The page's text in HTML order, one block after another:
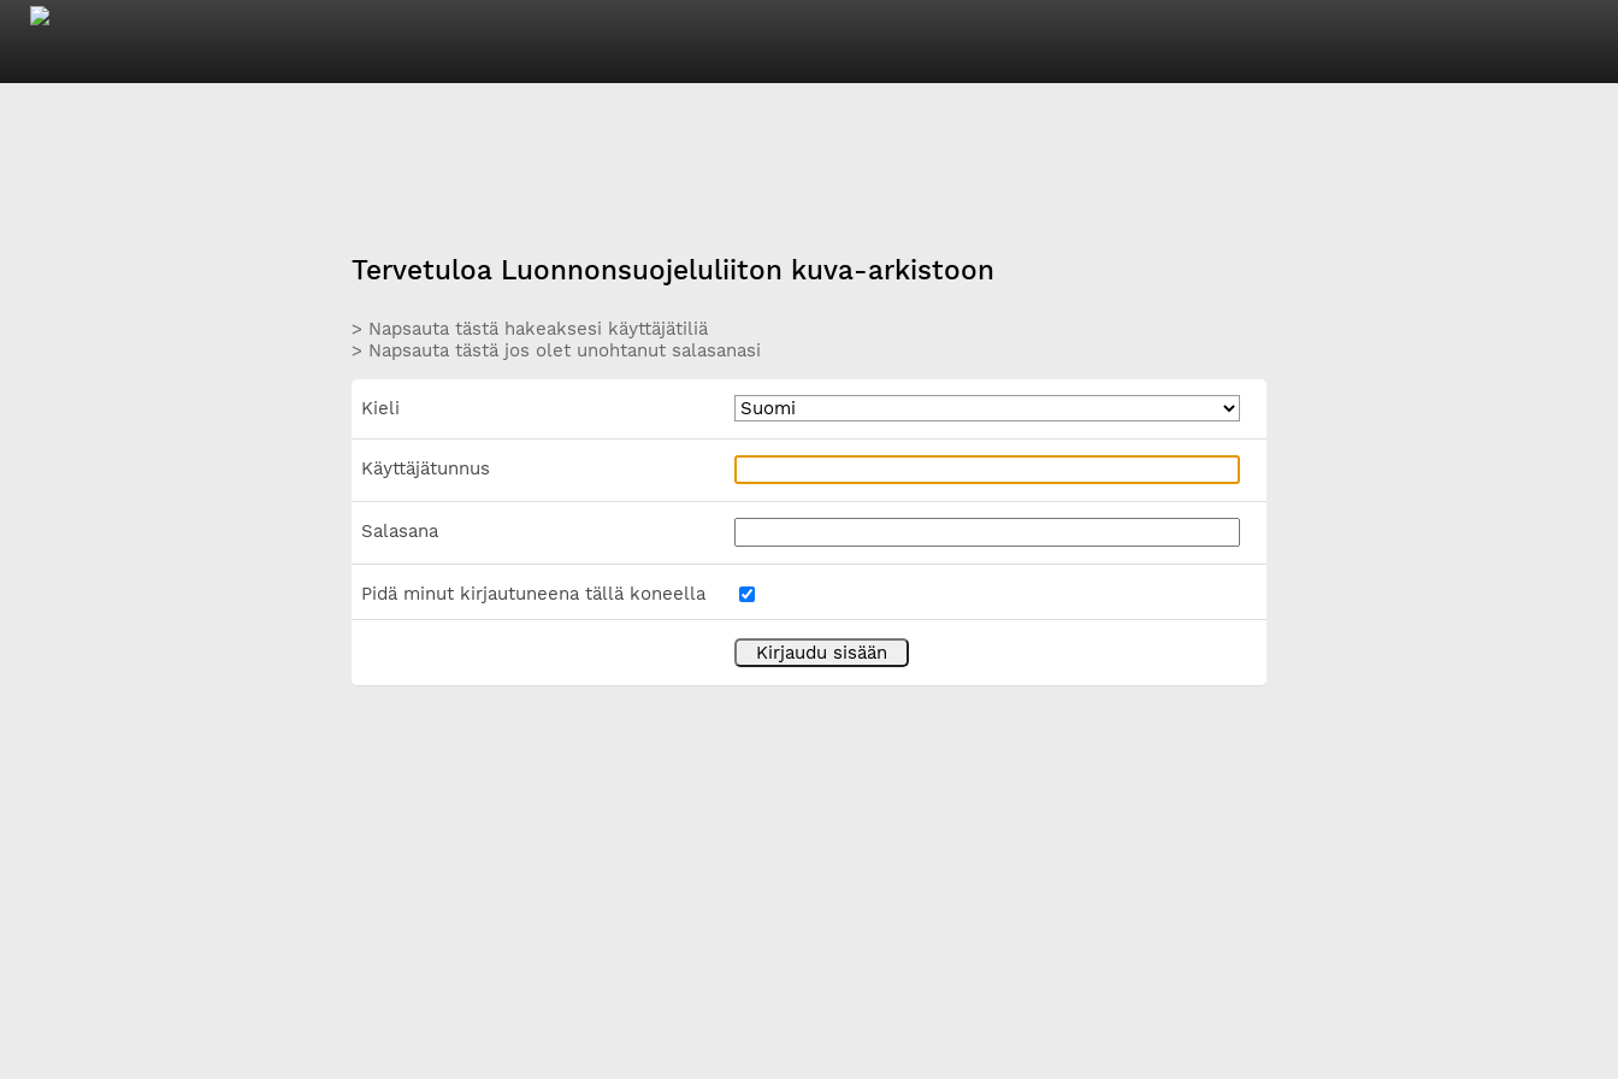
Tervetuloa Luonnonsuojeluliiton kuva-arkistoon
> Napsauta tästä hakeaksesi käyttäjätiliä
> Napsauta tästä jos olet unohtanut salasanasi
Kieli
Käyttäjätunnus
Salasana
Pidä minut kirjautuneena tällä koneella